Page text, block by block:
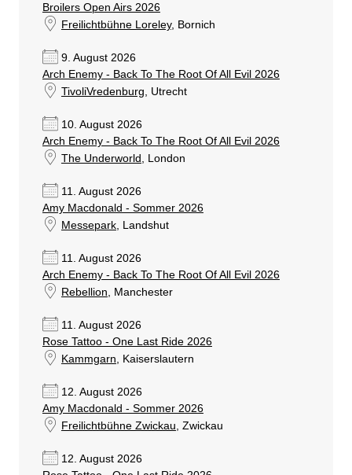
Broilers Open Airs 2026
Freilichtbühne Loreley, Bornich
9. August 2026
Arch Enemy - Back To The Root Of All Evil 2026
TivoliVredenburg , Utrecht
10. August 2026
Arch Enemy - Back To The Root Of All Evil 2026
The Underworld , London
11. August 2026
Amy Macdonald - Sommer 2026
Messepark, Landshut
11. August 2026
Arch Enemy - Back To The Root Of All Evil 2026
Rebellion , Manchester
11. August 2026
Rose Tattoo - One Last Ride 2026
Kammgarn , Kaiserslautern
12. August 2026
Amy Macdonald - Sommer 2026
Freilichtbühne Zwickau , Zwickau
12. August 2026